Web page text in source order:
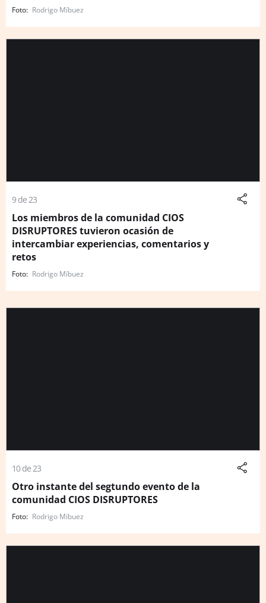
Rodrigo Míbuez
9 de 23
Los miembros de la comunidad CIOS
DISRUPTORES tuvieron ocasión de
intercambiar experiencias, comentarios y
retos
Rodrigo Míbuez
10 de 23
Otro instante del segtundo evento de la
comunidad CIOS DISRUPTORES
Rodrigo Míbuez